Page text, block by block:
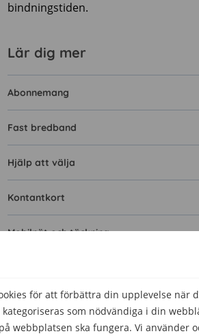
för att förbättra din upplevelse när
kategoriseras som nödvändiga i din
webbplatsen ska fungera. Vi använder
bindningstiden.
Lär dig mer
Abonnemang
Fast bredband
Hjälp att välja
Kontantkort
Mobilnät och täckning
Simkort